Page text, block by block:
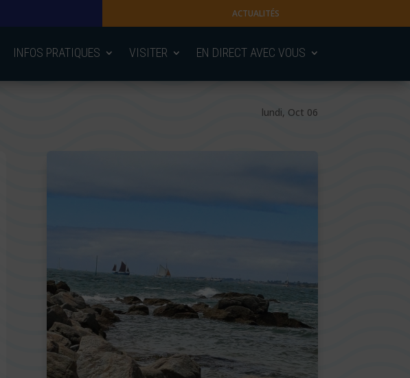
ACTUALITÉS
INFOS PRATIQUES VISITER EN DIRECT AVEC VOUS
lundi, Oct 06